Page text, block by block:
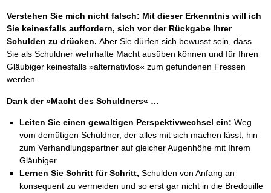
Verstehen Sie mich nicht falsch: Mit dieser Erkenntnis will ich
Sie keinesfalls auffordern, sich vor der Rückgabe Ihrer
Schulden zu drücken. Aber Sie dürfen sich bewusst sein, dass
Sie als Schuldner wehrhafte Macht ausüben können und für Ihren
Gläubiger keinesfalls »alternativlos« zum gefundenen Fressen
werden.
Dank der »Macht des Schuldners« …
Leiten Sie einen gewaltigen Perspektivwechsel ein: Weg
vom demütigen Schuldner, der alles mit sich machen lässt, hin
zum Verhandlungspartner auf gleicher Augenhöhe mit Ihrem
Gläubiger.
Lernen Sie Schritt für Schritt, Schulden von Anfang an
konsequent zu vermeiden und so erst gar nicht in die Bredouille